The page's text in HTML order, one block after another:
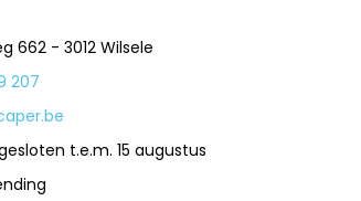
662 - 3012 Wilsele
207
t.e.m. 15 augustus